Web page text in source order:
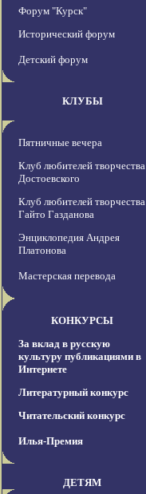
Форум "Курск"
Исторический форум
Детский форум
КЛУБЫ
Пятничные вечера
Клуб любителей творчества
Достоевского
Клуб любителей творчества
Гайто Газданова
Энциклопедия Андрея
Платонова
Мастерская перевода
КОНКУРСЫ
За вклад в русскую
культуру публикациями в
Интернете
Литературный конкурс
Читательский конкурс
Илья-Премия
ДЕТЯМ